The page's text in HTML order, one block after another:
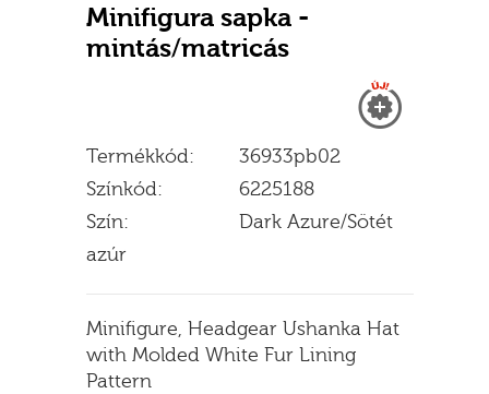
Minifigura sapka -
mintás/matricás
Termékkód:
36933pb02
Színkód:
6225188
Szín:
Dark Azure/Sötét
azúr
Minifigure, Headgear Ushanka Hat
with Molded White Fur Lining
Pattern